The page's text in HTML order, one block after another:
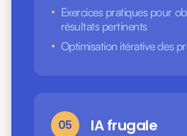
• Exercices pratiques pour
résultats pertinents
• Optimisation itérative des
05 IA frugale